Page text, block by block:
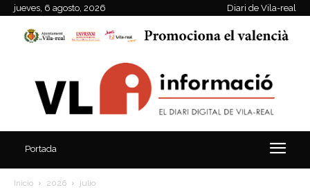
jueves, 6 agosto, 2026 Diari de Vila-real
Portada
Inicio 2026 julio